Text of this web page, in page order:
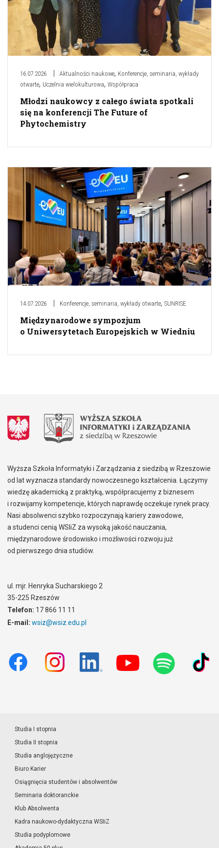
16.07.2026 Aktualności naukowe, Konferencje, seminaria, wykłady
otwarte, Uczelnia wielokulturowa, Współpraca
Młodzi naukowcy z całego świata spotkali
się na konferencji The Future of
Phytochemistry
14.07.2026 Konferencje, seminaria, wykłady otwarte, SUNRISE
Międzynarodowe sympozjum
o Uniwersytetach Europejskich w Wiedniu
Wyższa Szkoła Informatyki i Zarządzania z siedzibą w Rzeszowie
od lat wyznacza standardy nowoczesnego kształcenia. Łączymy
wiedzę akademicką z praktyką, współpracujemy z biznesem
i rozwijamy kompetencje, których naprawdę oczekuje rynek pracy.
Nasi absolwenci szybko rozpoczynają kariery zawodowe,
a studenci cenią WSIiZ za wysoką jakość nauczania,
międzynarodowe środowisko i możliwości rozwoju już
od pierwszego dnia studiów.
ul. mjr. Henryka Sucharskiego 2
35-225 Rzeszów
Telefon: 17 866 11 11
E-mail: wsiz@wsiz.edu.pl
Studia I stopnia
Studia II stopnia
Studia anglojęzyczne
Biuro Karier
Osiągnięcia studentów i absolwentów
Seminaria doktoranckie
Klub Absolwenta
Kadra naukowo-dydaktyczna WSIiZ
Studia podyplomowe